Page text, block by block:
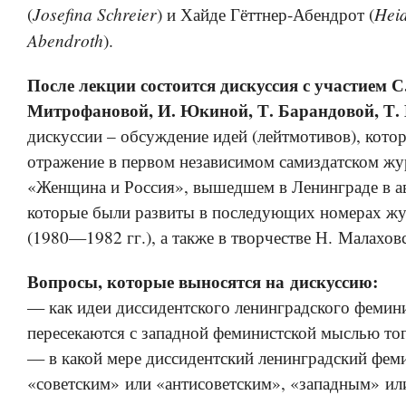
(Josefina Schreier) и Хайде Гёттнер-Абендрот (
Abendroth).
После лекции состоится дискуссия с
Митрофановой, И. Юкиной, Т. Барандовой, Т.
дискуссии – обсуждение идей (лейтмотивов),
отражение в первом независимом самиздатском
«Женщина и Россия», вышедшем в Ленинграде в
которые были развиты в последующих номерах
(1980—1982 гг.), а также в творчестве Н.
Вопросы, которые выносятся на дискуссию:
— как идеи диссидентского ленинградского
пересекаются с западной феминистской мыслью
— в какой мере диссидентский ленинградский
«советским» или «антисоветским», «западным»